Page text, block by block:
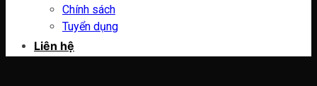
Chính sách
Tuyển dụng
Liên hệ